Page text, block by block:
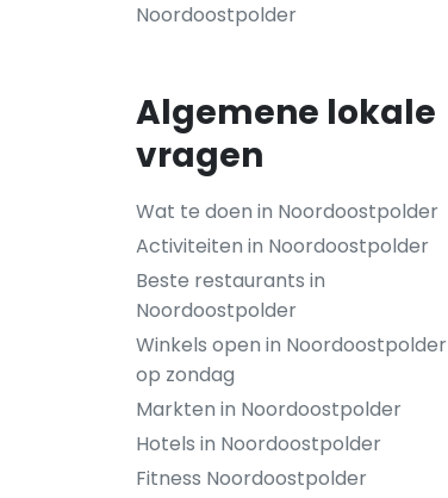
Noordoostpolder
Algemene lokale
vragen
Wat te doen in Noordoostpolder
Activiteiten in Noordoostpolder
Beste restaurants in
Noordoostpolder
Winkels open in Noordoostpolder
op zondag
Markten in Noordoostpolder
Hotels in Noordoostpolder
Fitness Noordoostpolder